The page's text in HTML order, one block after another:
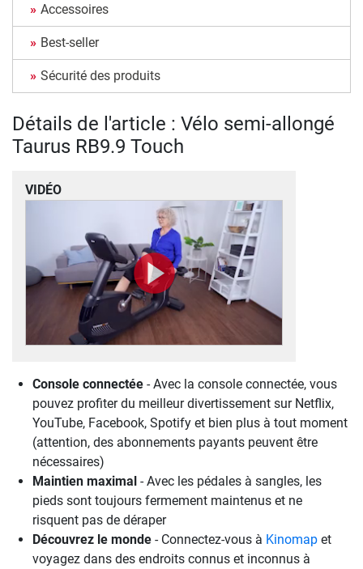
Accessoires
Best-seller
Sécurité des produits
Détails de l'article : Vélo semi-allongé
Taurus RB9.9 Touch
VIDÉO
Console connectée - Avec la console connectée, vous
pouvez profiter du meilleur divertissement sur Netflix,
YouTube, Facebook, Spotify et bien plus à tout moment
(attention, des abonnements payants peuvent être
nécessaires)
Maintien maximal - Avec les pédales à sangles, les
pieds sont toujours fermement maintenus et ne
risquent pas de déraper
Découvrez le monde - Connectez-vous à Kinomap et
voyagez dans des endroits connus et inconnus à